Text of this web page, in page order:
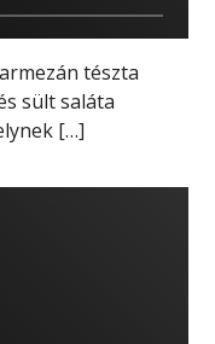
tészta
sült saláta
[…]